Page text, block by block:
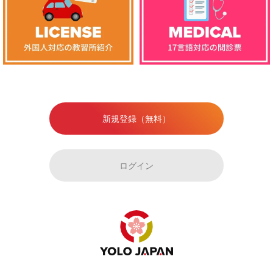
新規登録（無料）
ログイン